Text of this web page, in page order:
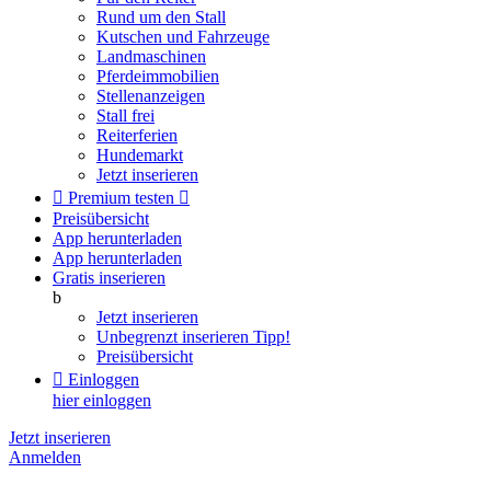
Rund um den Stall
Kutschen und Fahrzeuge
Landmaschinen
Pferdeimmobilien
Stellenanzeigen
Stall frei
Reiterferien
Hundemarkt
Jetzt inserieren
 Premium testen 
Preisübersicht
App herunterladen
App herunterladen
Gratis inserieren
b
Jetzt inserieren
Unbegrenzt inserieren Tipp!
Preisübersicht
 Einloggen
hier einloggen
Jetzt inserieren
Anmelden